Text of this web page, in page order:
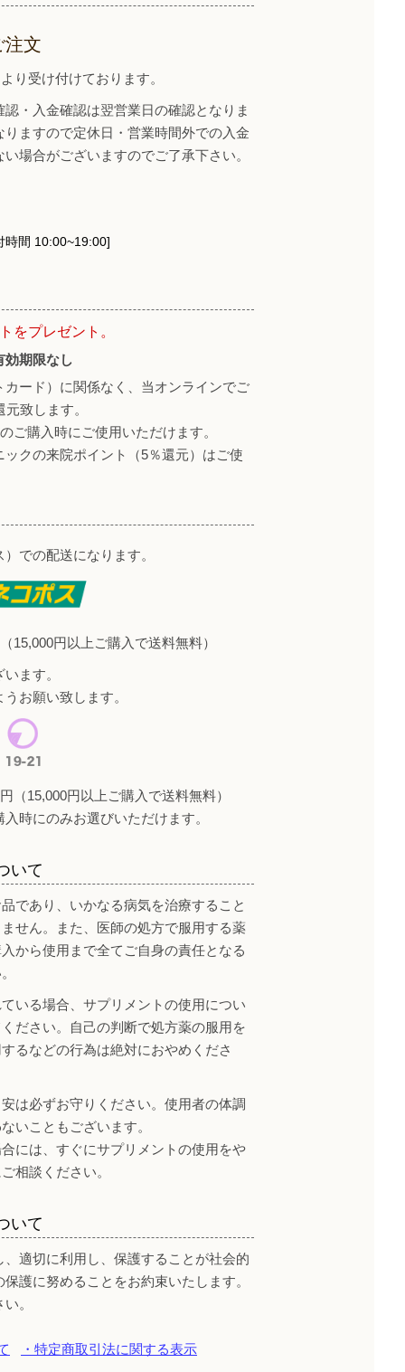
注文
り受け付けております。
・入金確認は翌営業日の確認となりま
ますので定休日・営業時間外での入金
場合がございますのでご了承下さい。
間 10:00~19:00]
をプレゼント。
期限なし
ード）に関係なく、当オンラインでご
致します。
ご購入時にご使用いただけます。
クの来院ポイント（5％還元）はご使
での配送になります。
15,000円以上ご購入で送料無料）
ます。
お願い致します。
（15,000円以上ご購入で送料無料）
時にのみお選びいただけます。
いて
であり、いかなる病気を治療すること
せん。また、医師の処方で服用する薬
から使用まで全てご自身の責任となる
いる場合、サプリメントの使用につい
ださい。自己の判断で処方薬の服用を
るなどの行為は絶対におやめくださ
は必ずお守りください。使用者の体調
いこともございます。
には、すぐにサプリメントの使用をや
相談ください。
いて
適切に利用し、保護することが社会的
護に努めることをお約束いたします。
。
・特定商取引法に関する表示